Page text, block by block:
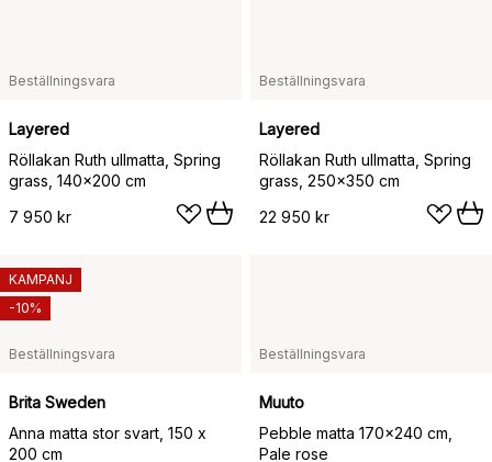
Beställningsvara
Layered
Röllakan Ruth ullmatta, Spring
grass, 140x200 cm
7 950 kr
Beställningsvara
Layered
Röllakan Ruth ullmatta, Spring
grass, 250x350 cm
22 950 kr
Beställningsvara
Brita Sweden
Anna matta stor svart, 150 x
200 cm
KAMPANJ
-10%
Beställningsvara
Muuto
Pebble matta 170x240 cm,
Pale rose